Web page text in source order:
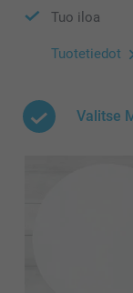
Tuo iloa
Tuotetiedot
Valitse